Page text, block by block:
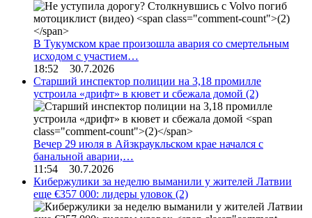
В Тукумском крае произошла авария со смертельным
исходом с участием…
18:52 30.7.2026
Старший инспектор полиции на 3,18 промилле
устроила «дрифт» в кювет и сбежала домой (2)
Вечер 29 июля в Айзкраукльском крае начался с
банальной аварии,…
11:54 30.7.2026
Кибержулики за неделю выманили у жителей Латвии
еще €357 000: лидеры уловок (2)